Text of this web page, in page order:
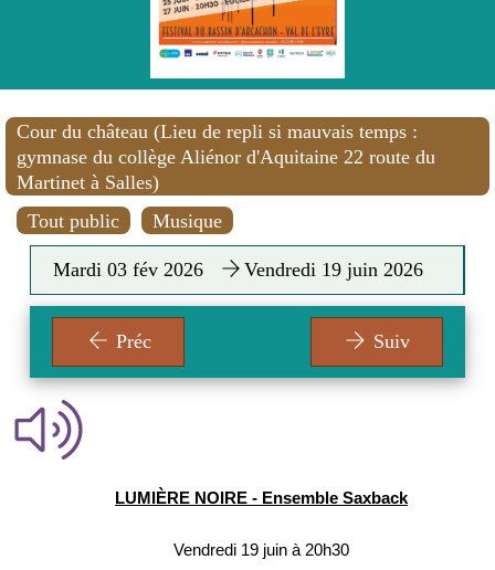
Cour du château (Lieu de repli si mauvais temps :
gymnase du collège Aliénor d'Aquitaine 22 route du
Martinet à Salles)
Tout public
Musique
Mardi 03 fév 2026 Vendredi 19 juin 2026
Préc Suiv
LUMIÈRE NOIRE - Ensemble Saxback
Vendredi 19 juin à 20h30